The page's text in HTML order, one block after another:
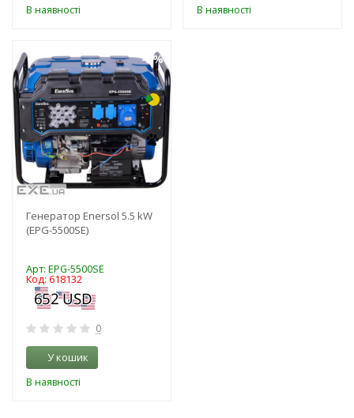
В наявності В наявності
-3%
Генератор Enersol 5.5 kW
(EPG-5500SE)
Арт: EPG-5500SE
Код: 618132
0
У кошик
В наявності